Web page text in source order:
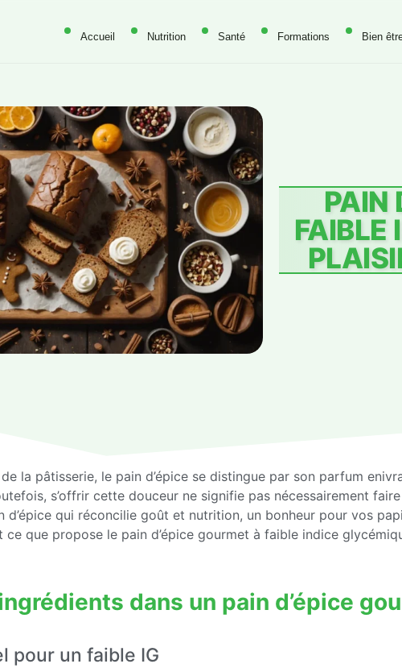
Accueil Nutrition Santé Formations Bien
PAIN
FAIBLE
la pâtisserie, le pain d’épice se distingue par son parfum
s’offrir cette douceur ne signifie pas nécessairement faire
d’épice qui réconcilie goût et nutrition, un bonheur pour vos
ce que propose le pain d’épice gourmet à faible indice
dans un pain d’épice
pour un faible IG